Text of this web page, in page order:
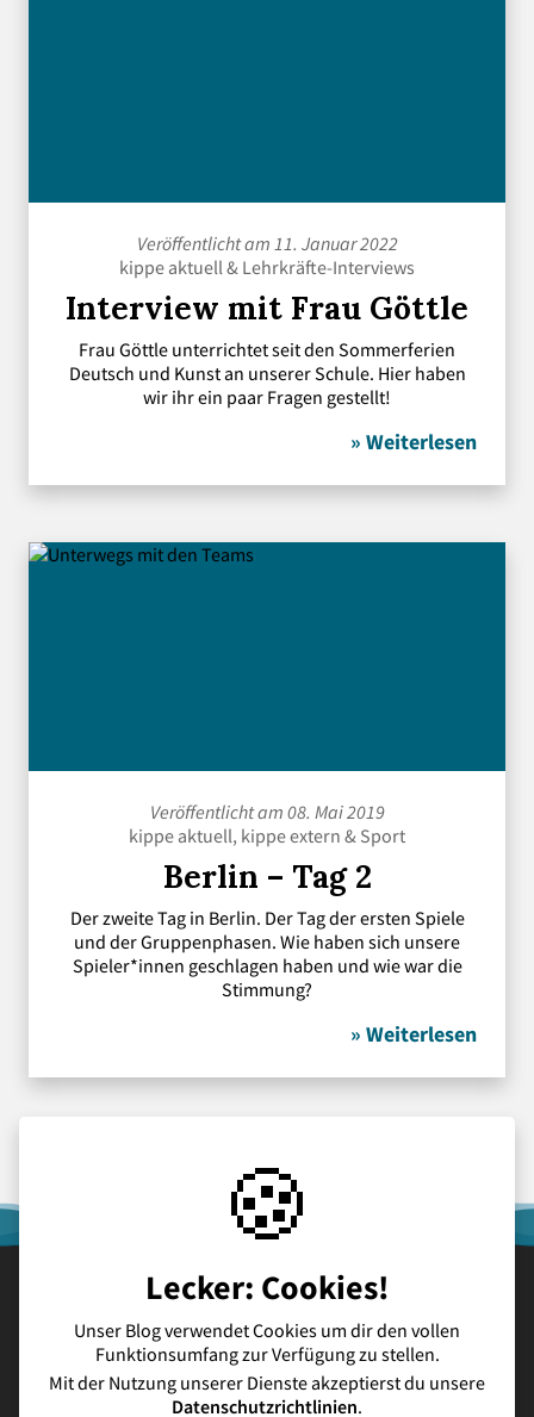
Veröffentlicht am 11. Januar 2022
kippe aktuell& Lehrkräfte-Interviews
Interview mit Frau Göttle
Frau Göttle unterrichtet seit den Sommerferien
Deutsch und Kunst an unserer Schule. Hier haben
wir ihr ein paar Fragen gestellt!
» Weiterlesen
Veröffentlicht am 08. Mai 2019
kippe aktuell, kippe extern & Sport
Berlin – Tag 2
Der zweite Tag in Berlin. Der Tag der ersten Spiele
und der Gruppenphasen. Wie haben sich unsere
Spieler*innen geschlagen haben und wie war die
Stimmung?
» Weiterlesen
Schulhomepage Kontakt Datenschutz Impressum
🍪
Lecker: Cookies!
Unser Blog verwendet Cookies um dir den vollen
Funktionsumfang zur Verfügung zu stellen.
Mit der Nutzung unserer Dienste akzeptierst du unsere
Datenschutzrichtlinien.